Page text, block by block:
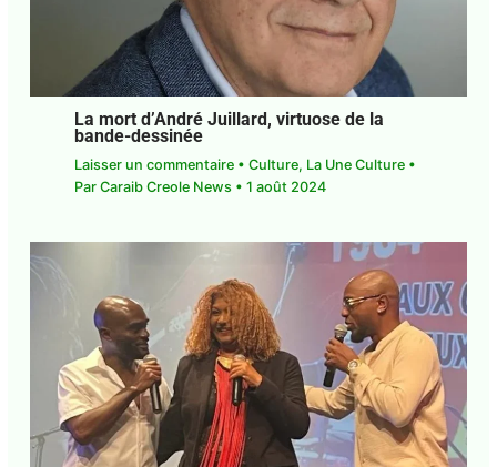
La mort d’André Juillard, virtuose de la
bande-dessinée
Laisser un commentaire
• ParCaraib Creole News •1 août 2024